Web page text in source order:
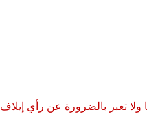
ولا تعبر بالضرورة عن رأي إيلاف